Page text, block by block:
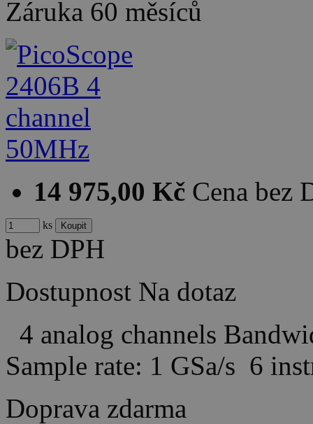
Záruka 60 měsíců
14 975,00 Kč Cena bez
ks
bez DPH
Dostupnost Na dotaz
4 analog channels
Sample rate: 1 GSa/s 6
Doprava zdarma